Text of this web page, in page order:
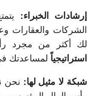
إرشادات الخبراء:
الشركات والعقارات
لك أكثر من مجرد
استراتيجياً لمساعدتك
شبكة لا مثيل لها: نحن